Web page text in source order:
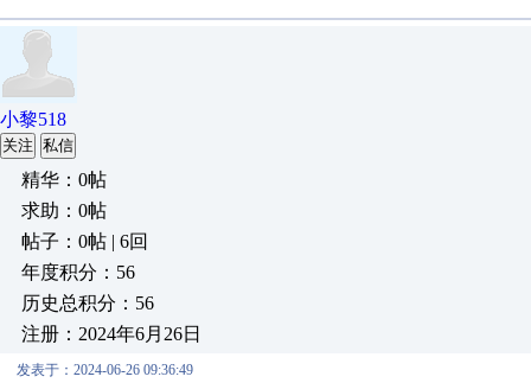
小黎518
关注 私信
精华：0帖
求助：0帖
帖子：0帖 | 6回
年度积分：56
历史总积分：56
注册：2024年6月26日
发表于：2024-06-26 09:36:49